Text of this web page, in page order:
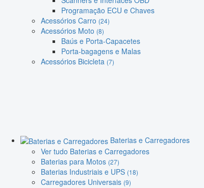
Programação ECU e Chaves
Acessórios Carro (24)
Acessórios Moto (8)
Baús e Porta-Capacetes
Porta-bagagens e Malas
Acessórios Bicicleta (7)
Baterias e Carregadores
Ver tudo Baterias e Carregadores
Baterias para Motos (27)
Baterias Industriais e UPS (18)
Carregadores Universais (9)